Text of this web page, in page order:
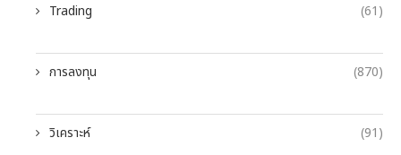
Trading (61)
การลงทุน (870)
วิเคราะห์ (91)